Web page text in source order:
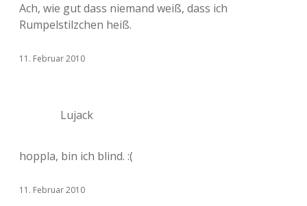
Ach, wie gut dass niemand weiß, dass ich
Rumpelstilzchen heiß.
11. Februar 2010
Lujack
hoppla, bin ich blind. :(
11. Februar 2010